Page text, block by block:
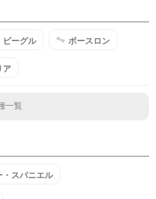
ビーグル ボースロン
ア
一覧
・スパニエル